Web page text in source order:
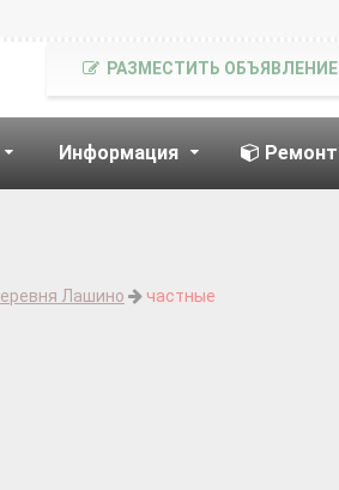
Информация Ремонт
РАЗМЕСТИТЬ ОБЪЯВЛЕНИЕ
Лашино
частные